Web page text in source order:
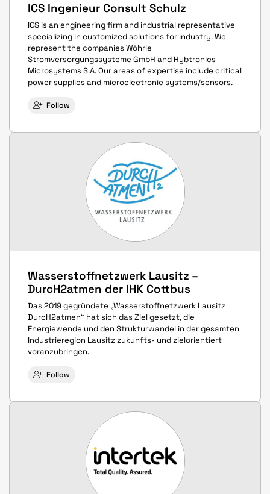
ICS Ingenieur Consult Schulz
ICS is an engineering firm and industrial representative
specializing in customized solutions for industry. We
represent the companies Wöhrle
Stromversorgungssysteme GmbH and Hybtronics
Microsystems S.A. Our areas of expertise include critical
power supplies and microelectronic systems/sensors.
Follow
Wasserstoffnetzwerk Lausitz –
DurcH2atmen der IHK Cottbus
Das 2019 gegründete „Wasserstoffnetzwerk Lausitz
DurcH2atmen“ hat sich das Ziel gesetzt, die
Energiewende und den Strukturwandel in der gesamten
Industrieregion Lausitz zukunfts- und zielorientiert
voranzubringen.
Follow